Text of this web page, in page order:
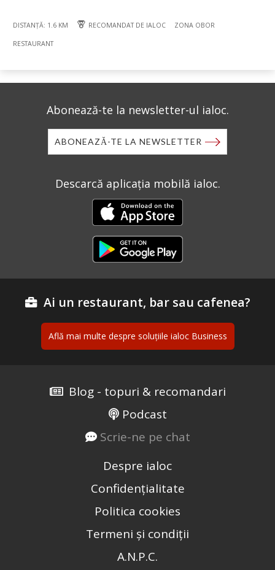
DISTANȚĂ: 1.6 KM RECOMANDAT DE IALOC ZONA OBOR
RESTAURANT
Abonează-te la newsletter-ul ialoc.
ABONEAZĂ-TE LA NEWSLETTER
Descarcă aplicația mobilă ialoc.
Ai un restaurant, bar sau cafenea?
Află mai multe despre soluțiile ialoc Business
Blog - topuri & recomandari
Podcast
Scrie-ne pe chat
Despre ialoc
Confidențialitate
Politica cookies
Termeni și condiții
A.N.P.C.